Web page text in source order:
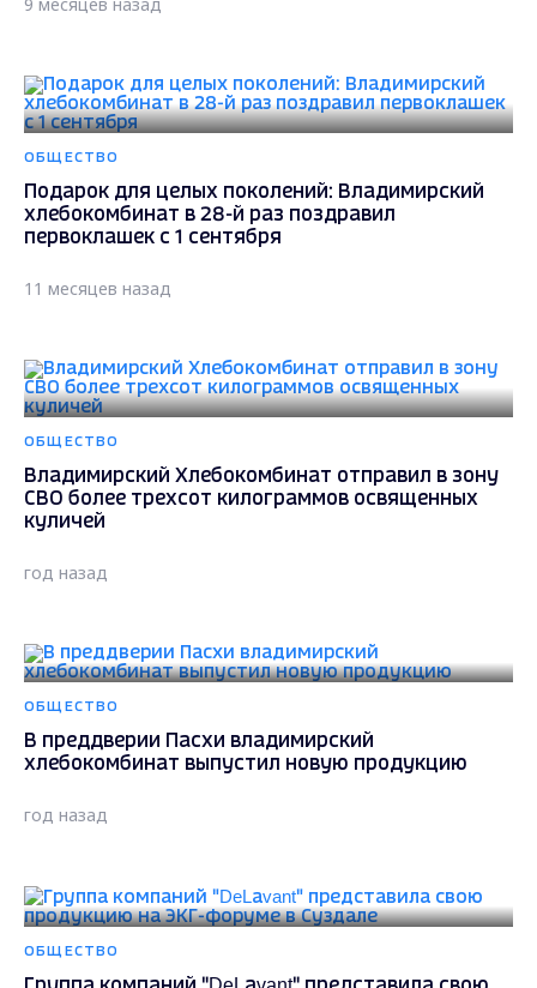
ОБЩЕСТВО
Подарок для целых поколений: Владимирский
хлебокомбинат в 28-й раз поздравил
первоклашек с 1 сентября
11 месяцев назад
ОБЩЕСТВО
Владимирский Хлебокомбинат отправил в зону
СВО более трехсот килограммов освященных
куличей
год назад
ОБЩЕСТВО
В преддверии Пасхи владимирский
хлебокомбинат выпустил новую продукцию
год назад
ОБЩЕСТВО